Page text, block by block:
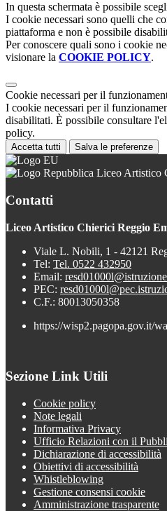
In questa schermata è possibile
I cookie necessari sono quelli che
piattaforma e non è possibile
Per conoscere quali sono i cookie
visionare la COOKIE POLICY.
Cookie necessari per il
I cookie necessari per il
disabilitati. È possibile consultare
policy.
Accetta tutti Salva le preferenze
Liceo Artistico
Contatti
Liceo Artistico Chierici Reggio
Viale L. Nobili, 1 - 42121
Tel: Tel. 0522 432950
Email:
PEC:
C.F.: 80013050358
https://wisp2.pagopa.gov.it/
Sezione Link Utili
Cookie policy
Note legali
Informativa Privacy
Ufficio Relazioni con il
Dichiarazione di accessibilità
Obiettivi di accessibilità
Whistleblowing
Gestione consensi cookie
Amministrazione trasparente